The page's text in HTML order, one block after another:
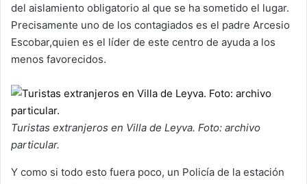
del aislamiento obligatorio al que se ha sometido el lugar.
Precisamente uno de los contagiados es el padre Arcesio
Escobar,quien es el líder de este centro de ayuda a los
menos favorecidos.
Turistas extranjeros en Villa de Leyva. Foto: archivo
particular.
Y como si todo esto fuera poco, un Policía de la estación